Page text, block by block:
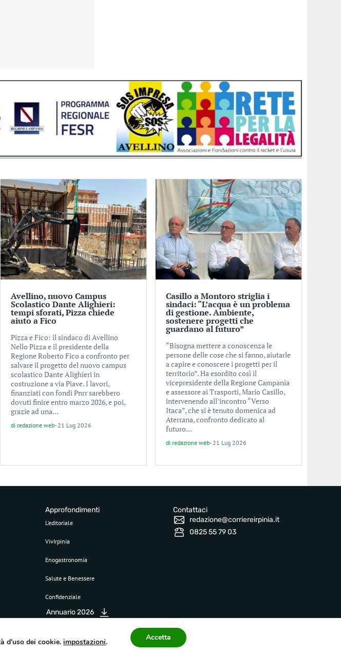
Avellino, nuovo Campus
Scolastico Dante Alighieri:
tempi sforati, Pizza chiede
aiuto a Fico
Pizza e Fico: il sindaco di Avellino
Nello Pizza e il presidente della
Regione Roberto Fico a confronto per
salvare il progetto del nuovo campus
scolastico Dante Alighieri in
costruzione a via Piave. I lavori,
finanziati con fondi Pnrr sarebbero
dovuti finire entro marzo 2026, e poi,
grazie ad una...
di redazione web- 21 Lug 2026
Casillo a Montoro striglia i
sindaci: “L’acqua è un problema
di gestione. Ambiente,
sostenere progetti che
guardano al futuro”
“Bisogna mettere a conoscenza le
persone delle cose che si fanno, aiutarle
a capire e conoscere i progetti per il
territorio”. Ha esordito così il
vicepresidente della Regione Campania
e assessore ai Trasporti, Mario Casillo,
intervenendo all’incontro “Verso
Itaca”, che si è tenuto domenica ad
Aterrana, confronto dedicato al
futuro...
di redazione web- 21 Lug 2026
Approfondimenti
L’editoriale
VivIrpinia
Enogastronomia
Salute e Benessere
Confidenziale
Annuario 2026
Contattaci
redazione@corriereirpinia.it
0825 55 79 03
d'uso dei cookie.impostazioni. Accetta